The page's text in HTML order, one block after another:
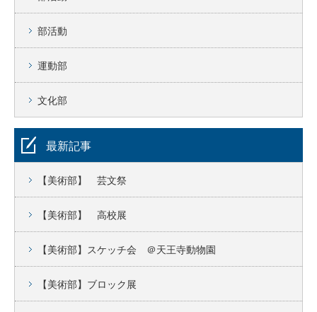
部活動
運動部
文化部
最新記事
【美術部】 芸文祭
【美術部】 高校展
【美術部】スケッチ会 ＠天王寺動物園
【美術部】ブロック展